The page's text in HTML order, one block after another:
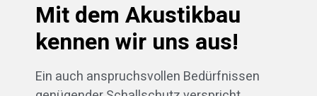
Mit dem Akustikbau
kennen wir uns aus!
Ein auch anspruchsvollen Bedürfnissen